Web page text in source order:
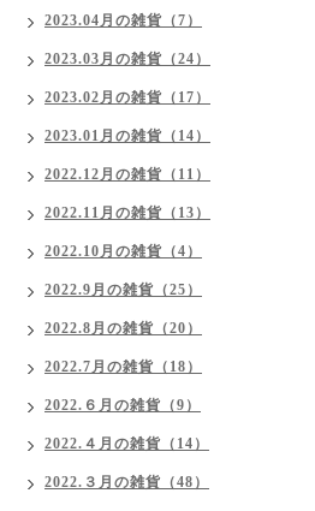
2023.04月の雑貨（7）
2023.03月の雑貨（24）
2023.02月の雑貨（17）
2023.01月の雑貨（14）
2022.12月の雑貨（11）
2022.11月の雑貨（13）
2022.10月の雑貨（4）
2022.9月の雑貨（25）
2022.8月の雑貨（20）
2022.7月の雑貨（18）
2022.６月の雑貨（9）
2022.４月の雑貨（14）
2022.３月の雑貨（48）